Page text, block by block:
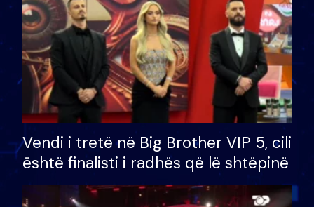
Vendi i tretë në Big Brother VIP 5, cili
është finalisti i radhës që lë shtëpinë